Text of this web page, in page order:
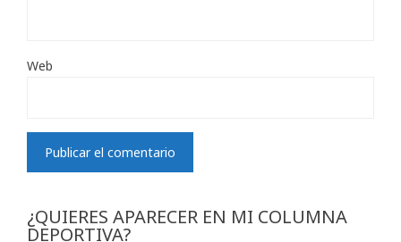
Web
¿QUIERES APARECER EN MI COLUMNA
DEPORTIVA?